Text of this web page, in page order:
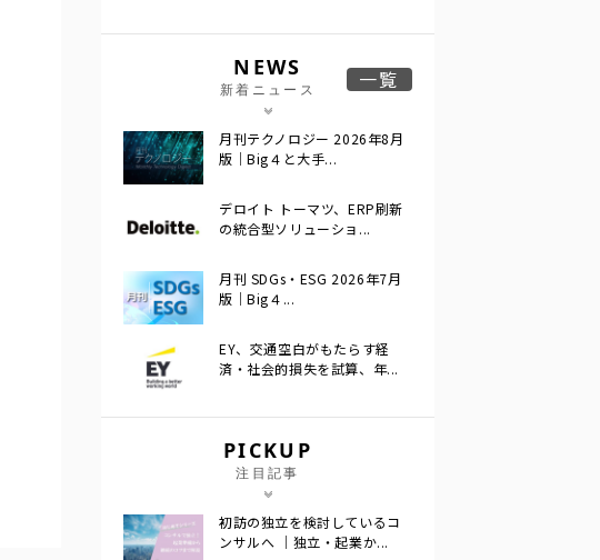
NEWS
新着ニュース 一覧
月刊テクノロジー 2026年8月
版｜Big４と大手...
デロイト トーマツ、ERP刷新
の統合型ソリューショ...
月刊 SDGs・ESG 2026年7月
版｜Big４...
EY、交通空白がもたらす経
済・社会的損失を試算、年...
PICKUP
注目記事
初訪の独立を検討しているコ
ンサルへ ｜独立・起業か...